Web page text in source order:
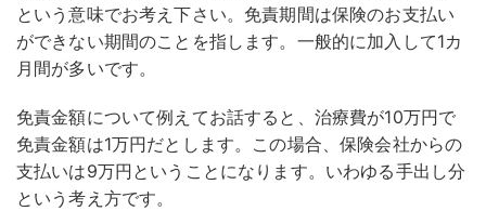
という意味でお考え下さい。免責期間は保険のお支払い
ができない期間のことを指します。一般的に加入して1カ
月間が多いです。
免責金額について例えてお話すると、治療費が10万円で
免責金額は1万円だとします。この場合、保険会社からの
支払いは9万円ということになります。いわゆる手出し分
という考え方です。